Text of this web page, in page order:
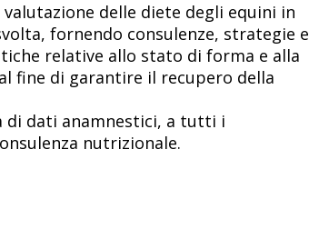
delle diete degli equini in
fornendo consulenze, strategie e
relative allo stato di forma e alla
fine di garantire il recupero della
di dati anamnestici, a tutti i
nutrizionale.